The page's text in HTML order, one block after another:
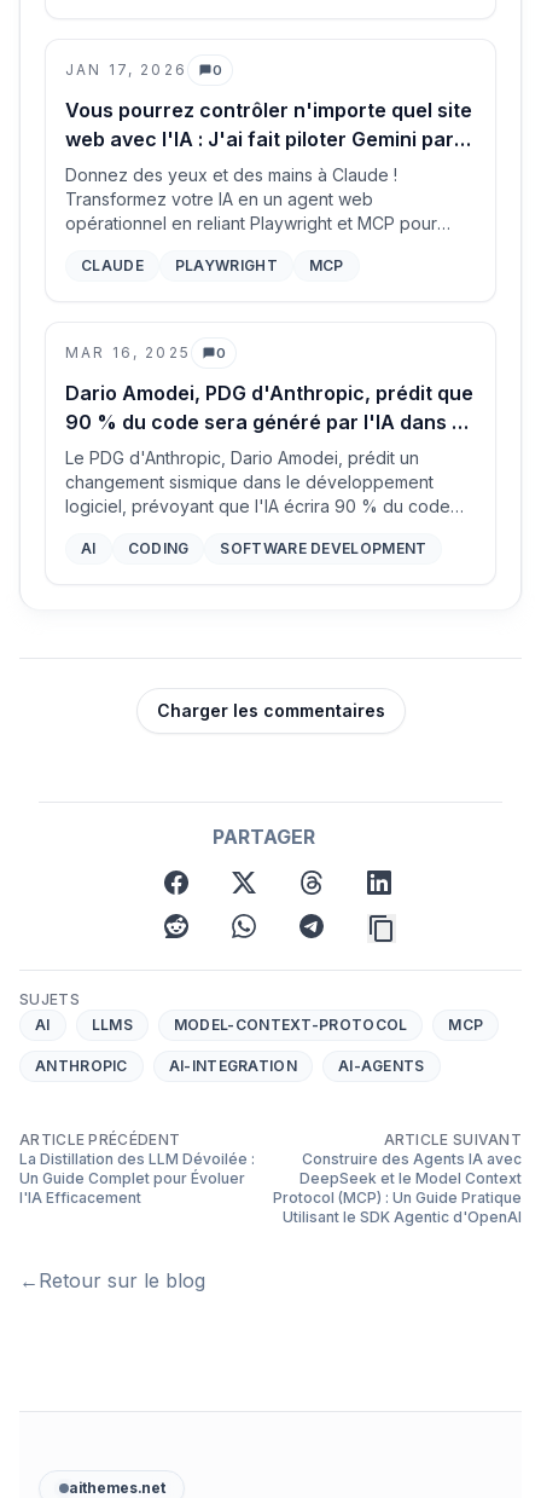
JAN 17, 2026 0
Commentaires
Vous pourrez contrôler n'importe quel site
web avec l'IA : J'ai fait piloter Gemini par
Claude et c'est époustouflant
Donnez des yeux et des mains à Claude !
Transformez votre IA en un agent web
opérationnel en reliant Playwright et MCP pour
connexions complexes et créer de puissants flux
CLAUDE PLAYWRIGHT MCP
MAR 16, 2025 0
Commentaires
Dario Amodei, PDG d'Anthropic, prédit que
90 % du code sera généré par l'IA dans 3
à 6 mois
Le PDG d'Anthropic, Dario Amodei, prédit un
changement sismique dans le développement
logiciel, prévoyant que l'IA écrira 90 % du code
dans un an. Ce blog explore les implications de
AI CODING SOFTWARE DEVELOPMENT
Charger les commentaires
PARTAGER
facebook
x threads linkedin
reddit whatsapptelegram
SUJETS
AI
LLMS MODEL-CONTEXT-PROTOCOL MCP
ANTHROPIC AI-INTEGRATION AI-AGENTS
ARTICLE PRÉCÉDENT
La Distillation des LLM Dévoilée :
Un Guide Complet pour Évoluer
l'IA Efficacement
ARTICLE SUIVANT
Construire des Agents IA avec
DeepSeek et le Model Context
Protocol (MCP) : Un Guide Pratique
Utilisant le SDK Agentic d'OpenAI
← Retour sur le blog
aithemes.net